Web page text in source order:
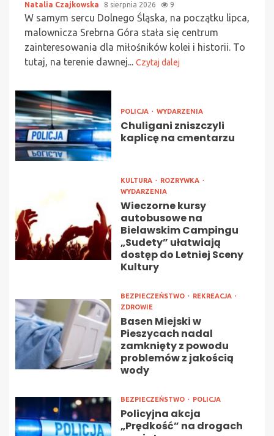
Natalia Czajkowska 8 sierpnia 2026 9
W samym sercu Dolnego Śląska, na początku lipca,
malownicza Srebrna Góra stała się centrum
zainteresowania dla miłośników kolei i historii. To
tutaj, na terenie dawnej... Czytaj dalej
POLICJA WYDARZENIA
Chuligani zniszczyli
kaplicę na cmentarzu
KULTURA
ROZRYWKA
WYDARZENIA
Wieczorne kursy
autobusowe na
Bielawskim Campingu
„Sudety” ułatwiają
dostęp do Letniej Sceny
Kultury
BEZPIECZEŃSTWO
REKREACJA
ZDROWIE
Basen Miejski w
Pieszycach nadal
zamknięty z powodu
problemów z jakością
wody
BEZPIECZEŃSTWO POLICJA
Policyjna akcja
„Prędkość” na drogach